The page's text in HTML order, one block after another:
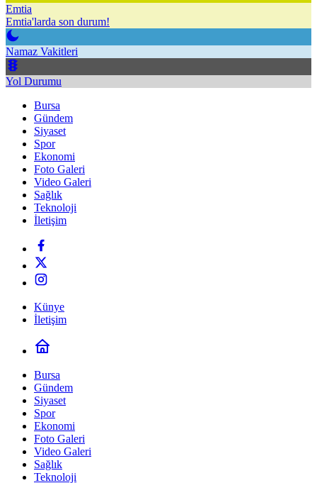
Emtia
Emtia'larda son durum!
Namaz Vakitleri
Yol Durumu
Bursa
Gündem
Siyaset
Spor
Ekonomi
Foto Galeri
Video Galeri
Sağlık
Teknoloji
İletişim
Künye
İletişim
Bursa
Gündem
Siyaset
Spor
Ekonomi
Foto Galeri
Video Galeri
Sağlık
Teknoloji